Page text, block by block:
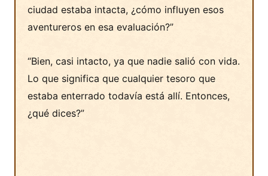
ciudad estaba intacta, ¿cómo influyen esos
aventureros en esa evaluación?”
“Bien, casi intacto, ya que nadie salió con vida.
Lo que significa que cualquier tesoro que
estaba enterrado todavía está allí. Entonces,
¿qué dices?”